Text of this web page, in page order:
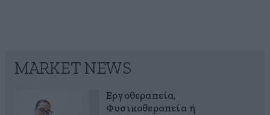
MARKET NEWS
Εργοθεραπεία,
Φυσικοθεραπεία ή